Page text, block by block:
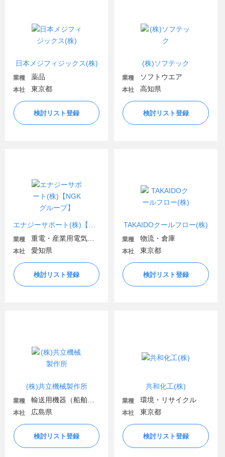
日本メジフィジックス(株)
業種 薬品
本社 東京都
検討リスト登録
(株)ソフテック
業種 ソフトウエア
本社 高知県
検討リスト登録
業種
本社 愛知県
検討リスト登録
TAKAIDOクールフロー(株)
業種 物流・倉庫
本社 東京都
検討リスト登録
(株)共立機械製作所
業種
本社 広島県
検討リスト登録
共和化工(株)
業種 環境・リサイクル
本社 東京都
検討リスト登録